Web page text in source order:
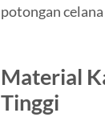
potongan
Material
Tinggi